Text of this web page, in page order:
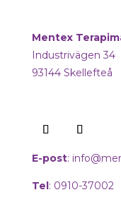
Mentex
Industrivägen 34
93144 Skellefteå
E-post:
Tel : 0910-37002